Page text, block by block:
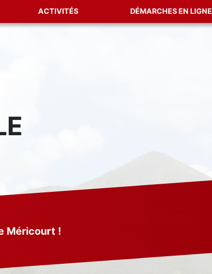
ACTIVITÉS DÉMARCHES EN LIGNE
Méricourt !